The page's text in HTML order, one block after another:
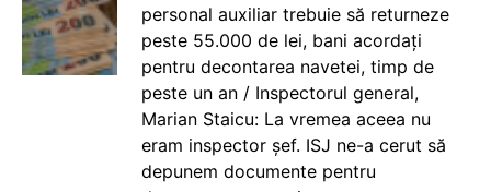
personal auxiliar trebuie să returneze
peste 55.000 de lei, bani acordați
pentru decontarea navetei, timp de
peste un an / Inspectorul general,
Marian Staicu: La vremea aceea nu
eram inspector șef. ISJ ne-a cerut să
depunem documente pentru